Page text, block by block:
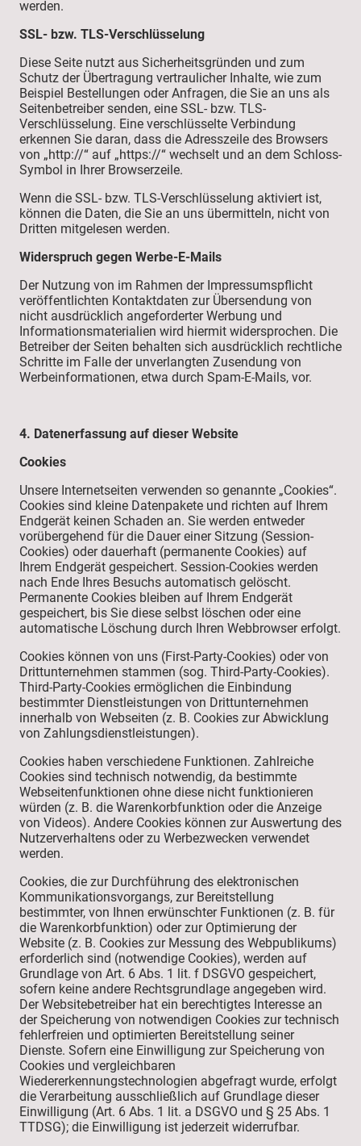
werden.
SSL- bzw. TLS-Verschlüsselung
Diese Seite nutzt aus Sicherheitsgründen und zum
Schutz der Übertragung vertraulicher Inhalte, wie zum
Beispiel Bestellungen oder Anfragen, die Sie an uns als
Seitenbetreiber senden, eine SSL- bzw. TLS-
Verschlüsselung. Eine verschlüsselte Verbindung
erkennen Sie daran, dass die Adresszeile des Browsers
von „http://“ auf „https://“ wechselt und an dem Schloss-
Symbol in Ihrer Browserzeile.
Wenn die SSL- bzw. TLS-Verschlüsselung aktiviert ist,
können die Daten, die Sie an uns übermitteln, nicht von
Dritten mitgelesen werden.
Widerspruch gegen Werbe-E-Mails
Der Nutzung von im Rahmen der Impressumspflicht
veröffentlichten Kontaktdaten zur Übersendung von
nicht ausdrücklich angeforderter Werbung und
Informationsmaterialien wird hiermit widersprochen. Die
Betreiber der Seiten behalten sich ausdrücklich rechtliche
Schritte im Falle der unverlangten Zusendung von
Werbeinformationen, etwa durch Spam-E-Mails, vor.
4. Datenerfassung auf dieser Website
Cookies
Unsere Internetseiten verwenden so genannte „Cookies“.
Cookies sind kleine Datenpakete und richten auf Ihrem
Endgerät keinen Schaden an. Sie werden entweder
vorübergehend für die Dauer einer Sitzung (Session-
Cookies) oder dauerhaft (permanente Cookies) auf
Ihrem Endgerät gespeichert. Session-Cookies werden
nach Ende Ihres Besuchs automatisch gelöscht.
Permanente Cookies bleiben auf Ihrem Endgerät
gespeichert, bis Sie diese selbst löschen oder eine
automatische Löschung durch Ihren Webbrowser erfolgt.
Cookies können von uns (First-Party-Cookies) oder von
Drittunternehmen stammen (sog. Third-Party-Cookies).
Third-Party-Cookies ermöglichen die Einbindung
bestimmter Dienstleistungen von Drittunternehmen
innerhalb von Webseiten (z. B. Cookies zur Abwicklung
von Zahlungsdienstleistungen).
Cookies haben verschiedene Funktionen. Zahlreiche
Cookies sind technisch notwendig, da bestimmte
Webseitenfunktionen ohne diese nicht funktionieren
würden (z. B. die Warenkorbfunktion oder die Anzeige
von Videos). Andere Cookies können zur Auswertung des
Nutzerverhaltens oder zu Werbezwecken verwendet
werden.
Cookies, die zur Durchführung des elektronischen
Kommunikationsvorgangs, zur Bereitstellung
bestimmter, von Ihnen erwünschter Funktionen (z. B. für
die Warenkorbfunktion) oder zur Optimierung der
Website (z. B. Cookies zur Messung des Webpublikums)
erforderlich sind (notwendige Cookies), werden auf
Grundlage von Art. 6 Abs. 1 lit. f DSGVO gespeichert,
sofern keine andere Rechtsgrundlage angegeben wird.
Der Websitebetreiber hat ein berechtigtes Interesse an
der Speicherung von notwendigen Cookies zur technisch
fehlerfreien und optimierten Bereitstellung seiner
Dienste. Sofern eine Einwilligung zur Speicherung von
Cookies und vergleichbaren
Wiedererkennungstechnologien abgefragt wurde, erfolgt
die Verarbeitung ausschließlich auf Grundlage dieser
Einwilligung (Art. 6 Abs. 1 lit. a DSGVO und § 25 Abs. 1
TTDSG); die Einwilligung ist jederzeit widerrufbar.